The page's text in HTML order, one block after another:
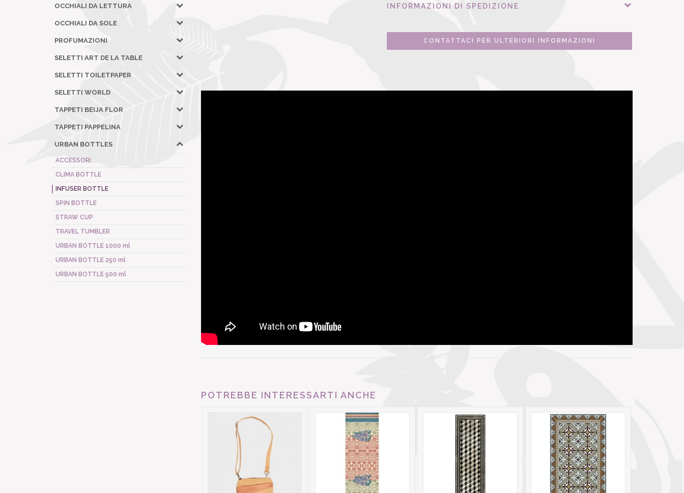
OCCHIALI DA LETTURA
OCCHIALI DA SOLE
PROFUMAZIONI
SELETTI ART DE LA TABLE
SELETTI TOILETPAPER
SELETTI WORLD
TAPPETI BEIJA FLOR
TAPPETI PAPPELINA
URBAN BOTTLES
ACCESSORI
CLIMA BOTTLE
INFUSER BOTTLE
SPIN BOTTLE
STRAW CUP
TRAVEL TUMBLER
URBAN BOTTLE 1000 ml
URBAN BOTTLE 250 ml
URBAN BOTTLE 500 ml
INFORMAZIONI DI SPEDIZIONE
CONTATTACI PER ULTERIORI INFORMAZIONI
POTREBBE INTERESSARTI ANCHE